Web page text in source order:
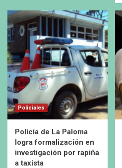
Policiales
Policía de La Paloma
logra formalización en
investigación por rapiña
a taxista